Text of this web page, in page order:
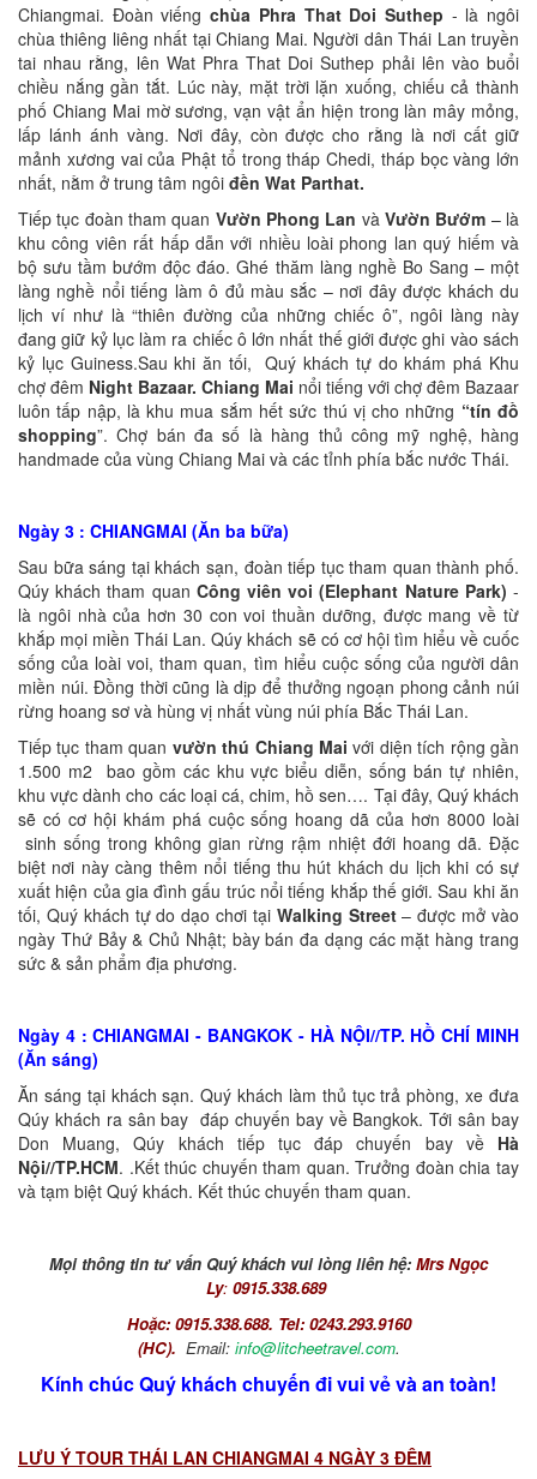
Chiangmai. Đoàn viếngchùa Phra That Doi Suthep - là ngôi
chùa thiêng liêng nhất tại Chiang Mai. Người dân Thái Lan truyền
tai nhau rằng, lên Wat Phra That Doi Suthep phải lên vào buổi
chiều nắng gần tắt. Lúc này, mặt trời lặn xuống, chiếu cả thành
phố Chiang Mai mờ sương, vạn vật ẩn hiện trong làn mây mỏng,
lấp lánh ánh vàng. Nơi đây, còn được cho rằng là nơi cất giữ
mảnh xương vai của Phật tổ trong tháp Chedi, tháp bọc vàng lớn
nhất, nằm ở trung tâm ngôi đền Wat Parthat.
Tiếp tục đoàn tham quan Vườn Phong Lan và Vườn Bướm – là
khu công viên rất hấp dẫn với nhiều loài phong lan quý hiếm và
bộ sưu tầm bướm độc đáo. Ghé thăm làng nghề Bo Sang – một
làng nghề nổi tiếng làm ô đủ màu sắc – nơi đây được khách du
lịch ví như là “thiên đường của những chiếc ô”, ngôi làng này
đang giữ kỷ lục làm ra chiếc ô lớn nhất thế giới được ghi vào sách
kỷ lục Guiness.Sau khi ăn tối, Quý khách tự do khám phá Khu
chợ đêm Night Bazaar. Chiang Mai nổi tiếng với chợ đêm Bazaar
luôn tấp nập, là khu mua sắm hết sức thú vị cho những “tín đồ
shopping”. Chợ bán đa số là hàng thủ công mỹ nghệ, hàng
handmade của vùng Chiang Mai và các tỉnh phía bắc nước Thái.
Ngày 3 : CHIANGMAI (Ăn ba bữa)
Sau bữa sáng tại khách sạn, đoàn tiếp tục tham quan thành phố.
Qúy khách tham quan Công viên voi (Elephant Nature Park) -
là ngôi nhà của hơn 30 con voi thuần dưỡng, được mang về từ
khắp mọi miền Thái Lan. Qúy khách sẽ có cơ hội tìm hiểu về cuốc
sống của loài voi, tham quan, tìm hiểu cuộc sống của người dân
miền núi. Đồng thời cũng là dịp để thưởng ngoạn phong cảnh núi
rừng hoang sơ và hùng vị nhất vùng núi phía Bắc Thái Lan.
Tiếp tục tham quan vườn thú Chiang Mai với diện tích rộng gần
1.500 m2 bao gồm các khu vực biểu diễn, sống bán tự nhiên,
khu vực dành cho các loại cá, chim, hồ sen…. Tại đây, Quý khách
sẽ có cơ hội khám phá cuộc sống hoang dã của hơn 8000 loài
sinh sống trong không gian rừng rậm nhiệt đới hoang dã. Đặc
biệt nơi này càng thêm nổi tiếng thu hút khách du lịch khi có sự
xuất hiện của gia đình gấu trúc nổi tiếng khắp thế giới. Sau khi ăn
tối, Quý khách tự do dạo chơi tại Walking Street– được mở vào
ngày Thứ Bảy & Chủ Nhật; bày bán đa dạng các mặt hàng trang
sức & sản phẩm địa phương.
Ngày 4 : CHIANGMAI - BANGKOK - HÀ NỘI//TP. HỒ CHÍ MINH
(Ăn sáng)
Ăn sáng tại khách sạn. Quý khách làm thủ tục trả phòng, xe đưa
Qúy khách ra sân bay đáp chuyến bay về Bangkok. Tới sân bay
Don Muang, Qúy khách tiếp tục đáp chuyến bay về Hà
Nội//TP.HCM. .Kết thúc chuyến tham quan. Trưởng đoàn chia tay
và tạm biệt Quý khách. Kết thúc chuyến tham quan.
Mọi thông tin tư vấn Quý khách vui lòng liên hệ: Mrs Ngọc
Ly: 0915.338.689
Hoặc: 0915.338.688. Tel: 0243.293.9160
(HC). Email: info@litcheetravel.com.
Kính chúc Quý khách chuyến đi vui vẻ và an toàn!
LƯU Ý TOUR THÁI LAN CHIANGMAI 4 NGÀY 3 ĐÊM